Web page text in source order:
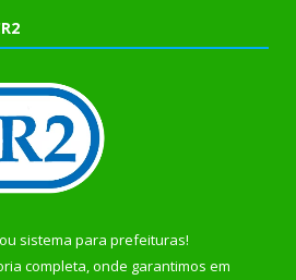
ou sistema para prefeituras!
completa, onde garantimos em